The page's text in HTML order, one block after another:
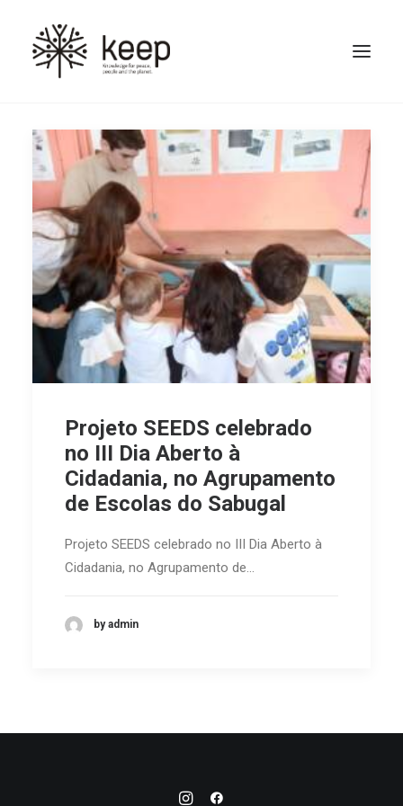
Search
Projeto SEEDS celebrado
no III Dia Aberto à
Cidadania, no Agrupamento
de Escolas do Sabugal
Projeto SEEDS celebrado no III Dia Aberto à
Cidadania, no Agrupamento de…
by admin